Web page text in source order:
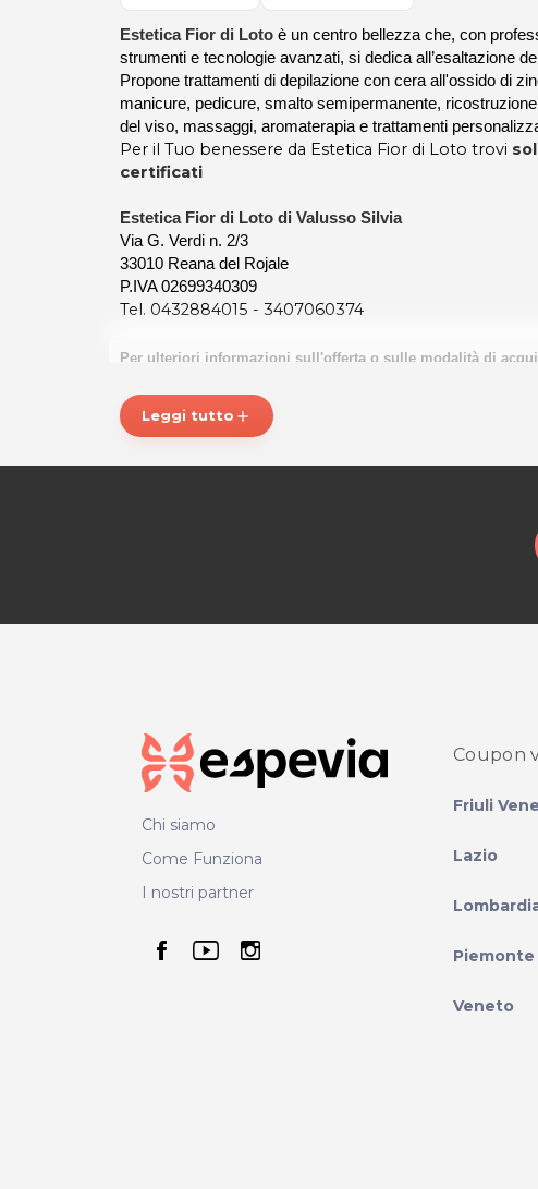
Estetica Fior di Loto è un centro bellezza che, con
strumenti e tecnologie avanzati, si dedica all’esaltazione
Propone trattamenti di depilazione con cera all'ossido di
manicure, pedicure, smalto semipermanente,
del viso, massaggi, aromaterapia e trattamenti
Per il Tuo benessere da Estetica Fior di Loto trovi
certificati
Estetica Fior di Loto di Valusso Silvia
Via G. Verdi n. 2/3
33010 Reana del Rojale
P.IVA 02699340309
Tel. 0432884015 - 3407060374
Per ulteriori informazioni sull'offerta o sulle modalità di
Leggi tutto add
Chi siamo
Come Funziona
I nostri partner
seguici su facebook
seguici su youtube
seguici su instagram
Coupon
Friuli
Lazio
Piemonte
Veneto